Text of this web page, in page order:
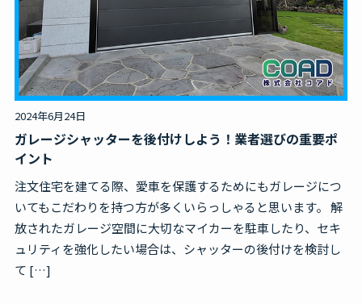
無料見積・お問合せ
2024年6月24日
ガレージシャッターを後付けしよう！業者選びの重要ポ
イント
注文住宅を建てる際、愛車を保護するためにもガレージにつ
いてもこだわりを持つ方が多くいらっしゃると思います。 解
放されたガレージ空間に大切なマイカーを駐車したり、セキ
ュリティを強化したい場合は、シャッターの後付けを検討し
て […]